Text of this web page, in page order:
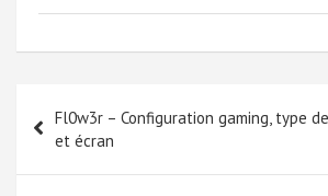
de
l’article
Fl0w3r – Configuration gaming, type
et écran